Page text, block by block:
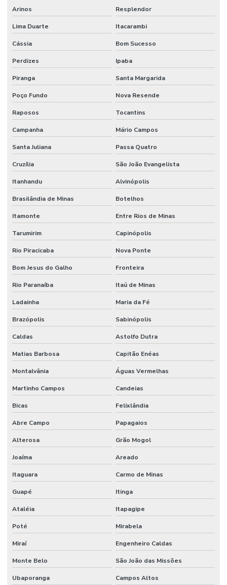
Arinos Resplendor
Lima Duarte Itacarambi
Cássia Bom Sucesso
Perdizes Ipaba
Piranga Santa Margarida
Poço Fundo Nova Resende
Raposos Tocantins
Campanha Mário Campos
Santa Juliana Passa Quatro
Cruzília São João Evangelista
Itanhandu Alvinópolis
Brasilândia de Minas Botelhos
Itamonte Entre Rios de Minas
Tarumirim Capinópolis
Rio Piracicaba Nova Ponte
Bom Jesus do Galho Fronteira
Rio Paranaíba Itaú de Minas
Ladainha Maria da Fé
Brazópolis Sabinópolis
Caldas Astolfo Dutra
Matias Barbosa Capitão Enéas
Montalvânia Águas Vermelhas
Martinho Campos Candeias
Bicas Felixlândia
Abre Campo Papagaios
Alterosa Grão Mogol
Joaíma Areado
Itaguara Carmo de Minas
Guapé Itinga
Ataléia Itapagipe
Poté Mirabela
Miraí Engenheiro Caldas
Monte Belo São João das Missões
Ubaporanga Campos Altos